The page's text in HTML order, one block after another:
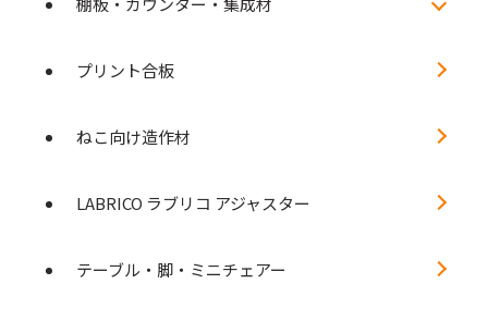
プリント合板
ねこ向け造作材
LABRICO ラブリコ アジャスター
テーブル・脚・ミニチェアー